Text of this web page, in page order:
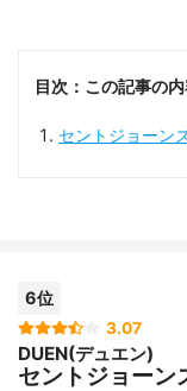
目次：この記事の
セントジョーン
6位
3.07
DUEN(デュエン)
セントジョーン